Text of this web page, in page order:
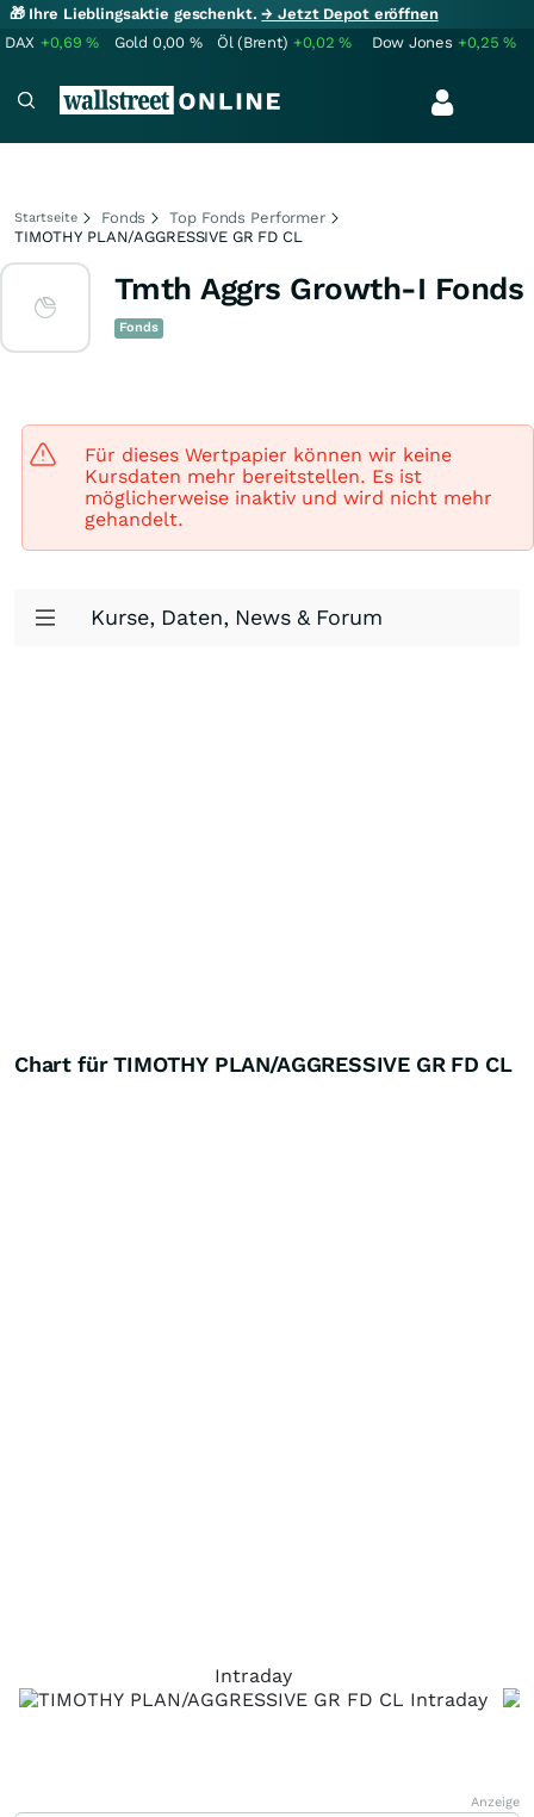
🎁 Ihre Lieblingsaktie geschenkt.→ Jetzt Depot eröffnen
DAX +0,69% Gold 0,00 % Öl (Brent) +0,02% Dow Jones +0,25%
Startseite Fonds
Top Fonds Performer
TIMOTHY PLAN/AGGRESSIVE GR FD CL
Tmth Aggrs Growth-I Fonds
Fonds
Für dieses Wertpapier können wir keine
Kursdaten mehr bereitstellen. Es ist
möglicherweise inaktiv und wird nicht mehr
gehandelt.
Kurse, Daten, News & Forum
Chart für TIMOTHY PLAN/AGGRESSIVE GR FD CL
Intraday
Anzeige